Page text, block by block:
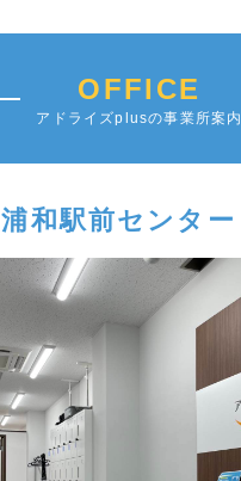
OFFICE
アドライズplusの事業所案内
浦和駅前センター